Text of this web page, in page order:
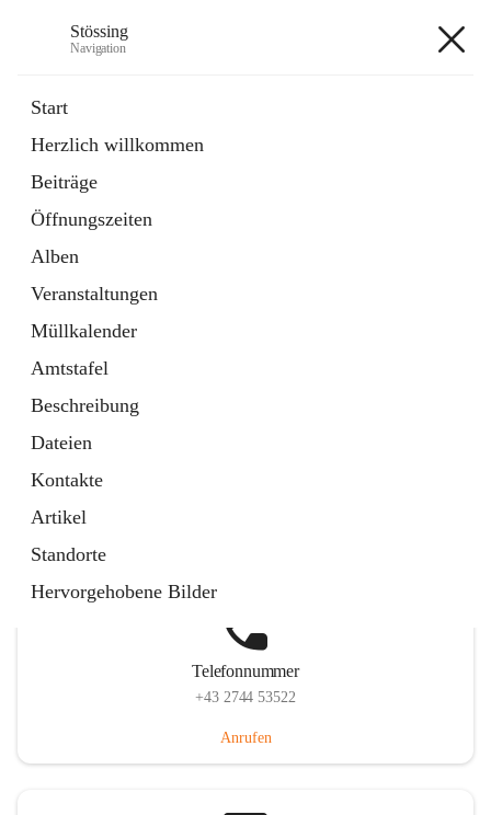
Stössing
Navigation
Start
Herzlich willkommen
Beiträge
Öffnungszeiten
Alben
Veranstaltungen
Müllkalender
Amtstafel
Beschreibung
Dateien
Kontakte
Artikel
Standorte
Hervorgehobene Bilder
Datei
in
Tab
Kindergarten
öffnet
in
neuem
Tab
Telefonnummer
+43 2744 53522
Anrufen